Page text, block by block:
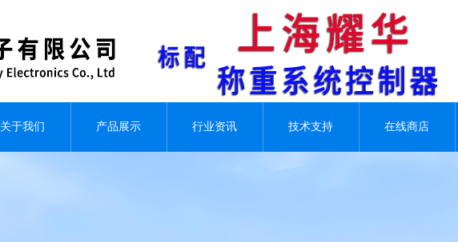
关于我们 产品展示 行业资讯 技术支持 在线商店